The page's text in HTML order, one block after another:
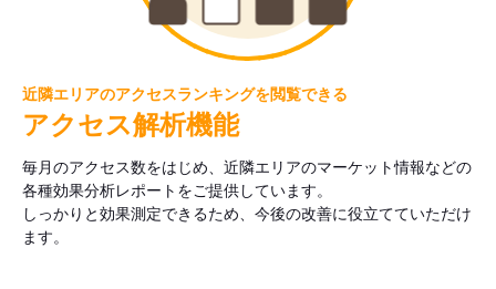
近隣エリアのアクセスランキングを閲覧できる
アクセス解析機能
毎月のアクセス数をはじめ、近隣エリアのマーケット情報などの
各種効果分析レポートをご提供しています。
しっかりと効果測定できるため、今後の改善に役立てていただけ
ます。